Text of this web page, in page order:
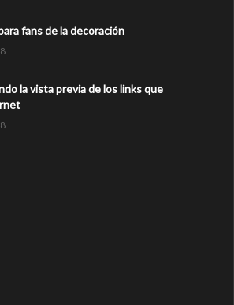
fans de la decoración
la vista previa de los links que